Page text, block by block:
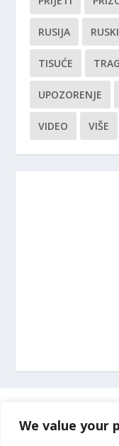
We value your
RUSIJA RUSKI
TISUĆE
UPOZORENJE
VIDEO VIŠE